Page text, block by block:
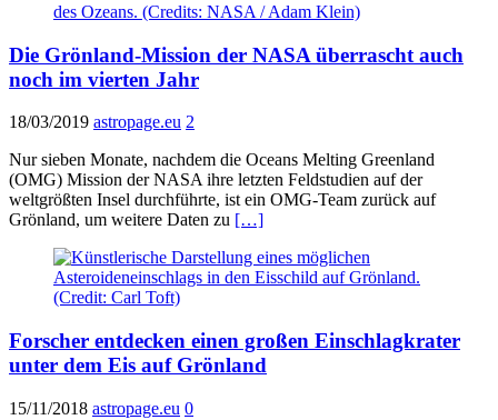
Die Grönland-Mission der NASA überrascht auch
noch im vierten Jahr
18/03/2019 astropage.eu 2
Nur sieben Monate, nachdem die Oceans Melting Greenland
(OMG) Mission der NASA ihre letzten Feldstudien auf der
weltgrößten Insel durchführte, ist ein OMG-Team zurück auf
Grönland, um weitere Daten zu […]
Forscher entdecken einen großen Einschlagkrater
unter dem Eis auf Grönland
15/11/2018 astropage.eu 0